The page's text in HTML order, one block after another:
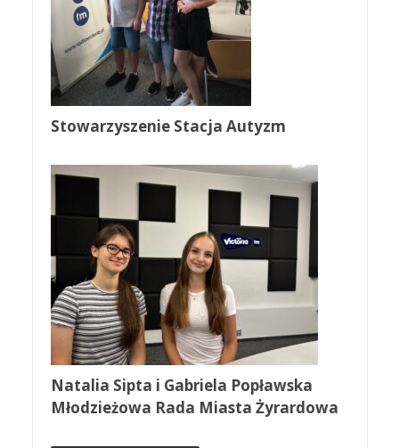
Stowarzyszenie Stacja Autyzm
Natalia Sipta i Gabriela Popławska
Młodzieżowa Rada Miasta Żyrardowa